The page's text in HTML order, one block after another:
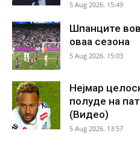
5 Aug 2026. 15:49
Шпанците
оваа сезона
5 Aug 2026. 15:03
Нејмар
полуде на
(Видео)
5 Aug 2026. 13:57